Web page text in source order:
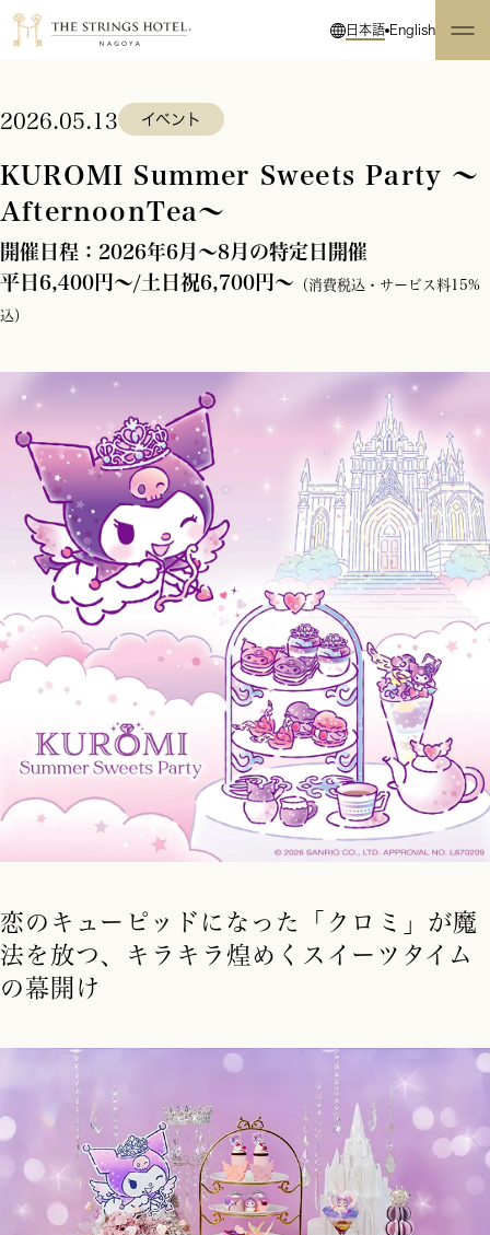
日本語 English
2026.05.13 イベント
KUROMI Summer Sweets Party ～
AfternoonTea～
開催日程：2026年6月～8月の特定日開催
平日6,400円～/土日祝6,700円～ （消費税込・サービス料15%
込）
恋のキューピッドになった「クロミ」が魔
法を放つ、キラキラ煌めくスイーツタイム
の幕開け